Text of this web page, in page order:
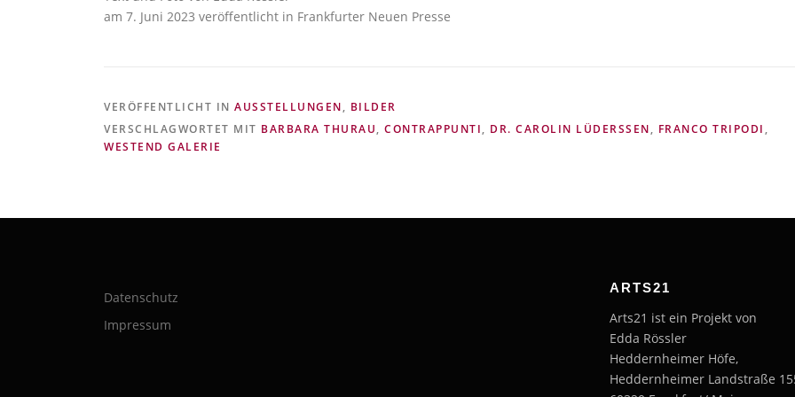
am 7. Juni 2023 veröffentlicht in Frankfurter Neuen Presse
VERÖFFENTLICHT IN AUSSTELLUNGEN, BILDER
VERSCHLAGWORTET MIT BARBARA THURAU, CONTRAPPUNTI, DR. CAROLIN LÜDERSSEN, FRANCO TRIPODI,
WESTEND GALERIE
Datenschutz
Impressum
ARTS21
Arts21 ist ein Projekt von
Edda Rössler
Heddernheimer Höfe,
Heddernheimer Landstraße